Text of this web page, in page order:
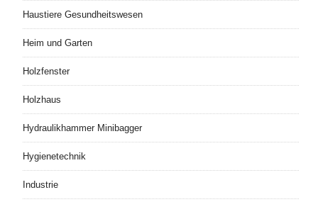
Haustiere Gesundheitswesen
Heim und Garten
Holzfenster
Holzhaus
Hydraulikhammer Minibagger
Hygienetechnik
Industrie